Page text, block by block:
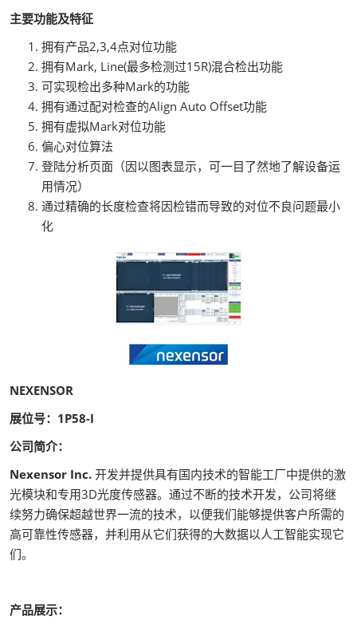
主要功能及特征
拥有产品2,3,4点对位功能
拥有Mark, Line(最多检测过15R)混合检出功能
可实现检出多种Mark的功能
拥有通过配对检查的Align Auto Offset功能
拥有虚拟Mark对位功能
偏心对位算法
登陆分析页面（因以图表显示，可一目了然地了解设备运
用情况）
通过精确的长度检查将因检错而导致的对位不良问题最小
化
NEXENSOR
展位号：1P58-I
公司简介：
Nexensor Inc. 开发并提供具有国内技术的智能工厂中提供的激
光模块和专用3D光度传感器。通过不断的技术开发，公司将继
续努力确保超越世界一流的技术，以便我们能够提供客户所需的
高可靠性传感器，并利用从它们获得的大数据以人工智能实现它
们。
产品展示：